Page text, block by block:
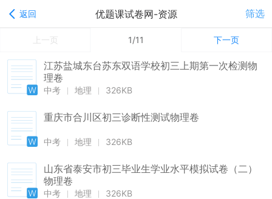
返回 优题课试卷网-资源 筛选
上一页 1/11 下一页
江苏盐城东台苏东双语学校初三上期第一次检测物
理卷
中考 地理 326KB
重庆市合川区初三诊断性测试物理卷
中考 地理 326KB
山东省泰安市初三毕业生学业水平模拟试卷（二）
物理卷
中考 地理 326KB